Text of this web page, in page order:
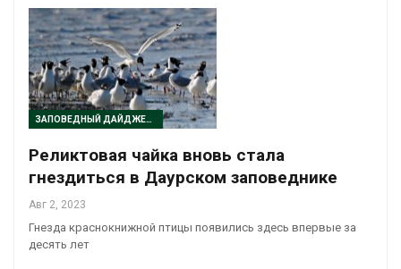
ЗАПОВЕДНЫЙ ДАЙДЖЕСТ
Реликтовая чайка вновь стала
гнездиться в Даурском заповеднике
Авг 2, 2023
Гнезда краснокнижной птицы появились здесь впервые за
десять лет